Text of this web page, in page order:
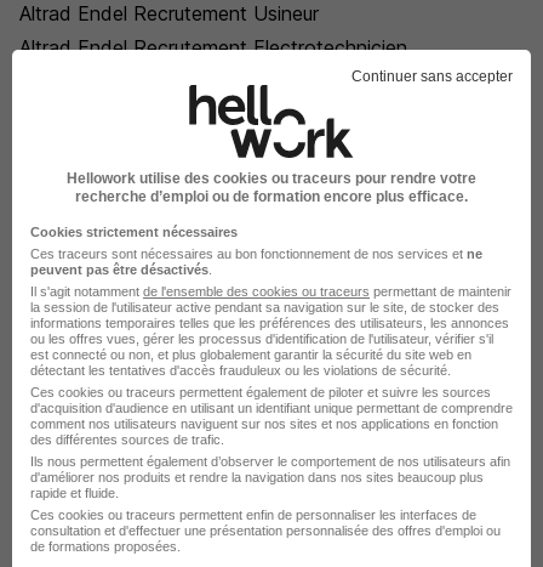
Altrad Endel Recrutement Usineur
Altrad Endel Recrutement Electrotechnicien
Altrad Endel Recrutement Chef d'équipe tuyauteur
Altrad Endel Recrutement Technicien de maintenance
Altrad Endel Recrutement Chargé d'affaires en
tuyauterie
Altrad Endel Recrutement Chef d'atelier chaudronnerie
Altrad Endel Recrutement Technicien chaudronnerie
Altrad Endel Recrutement Ingénieur
Altrad Endel Recrutement Cordiste
Altrad Endel Recrutement Ingénieur soudeur
Altrad Endel Recrutement Agent logisticien
Altrad Endel Recrutement Métallier soudeur
Altrad Endel Recrutement Ingénieur de sûreté nucléaire
Altrad Endel Recrutement Tourneur
Altrad Endel Recrutement Technicien automaticien
Continuer sans accepter
Hellowork utilise des cookies ou traceurs pour rendre votre
recherche d’emploi ou de formation encore plus efficace.
Cookies strictement nécessaires
Ces traceurs sont nécessaires au bon fonctionnement de nos services et ne
peuvent pas être désactivés
Il s'agit notamment de l'ensemble des cookies ou traceurs permettant de maintenir
la session de l'utilisateur active pendant sa navigation sur le site, de stocker des
informations temporaires telles que les préférences des utilisateurs, les annonces
ou les offres vues, gérer les processus d'identification de l'utilisateur, vérifier s'il
est connecté ou non, et plus globalement garantir la sécurité du site web en
détectant les tentatives d'accès frauduleux ou les violations de sécurité.
Ces cookies ou traceurs permettent également de piloter et suivre les sources
d'acquisition d'audience en utilisant un identifiant unique permettant de comprendre
comment nos utilisateurs naviguent sur nos sites et nos applications en fonction
des différentes sources de trafic.
Ils nous permettent également d’observer le comportement de nos utilisateurs afin
d'améliorer nos produits et rendre la navigation dans nos sites beaucoup plus
rapide et fluide.
Ces cookies ou traceurs permettent enfin de personnaliser les interfaces de
consultation et d'effectuer une présentation personnalisée des offres d'emploi ou
de formations proposées.